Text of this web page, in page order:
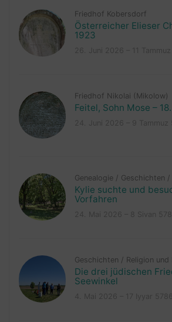
Friedhof Kobersdorf
Österreicher Elieser
1923
Friedhof Nikolai (Mikolow)
Feitel, Sohn Mose –
Genealogie / Geschichten /
Kylie suchte und
Vorfahren
Geschichten / Religion und
Die drei jüdischen
Seewinkel